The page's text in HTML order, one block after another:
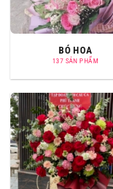
BÓ HOA
137 SẢN PHẨM